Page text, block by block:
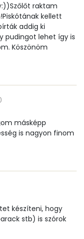
0 micro
0 mg
0 mg
0 mg
0 micro
raktam
kellett
addig ki
pudingot lehet így is
Köszönöm
másképp
is nagyon finom
készíteni, hogy
stb) is szórok